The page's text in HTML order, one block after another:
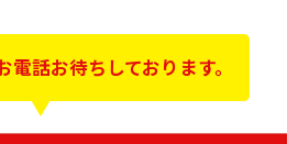
話お待ちしております。